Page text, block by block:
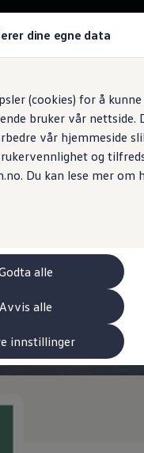
dine egne data
(cookies) for å
bruker vår nettside.
vår hjemmeside
og
Du kan lese mer om
alle
Avvis alle
innstillinger